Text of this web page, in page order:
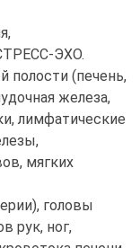
ЭХО.
полости (печень,
железа,
лимфатические
мягких
головы
рук, ног,